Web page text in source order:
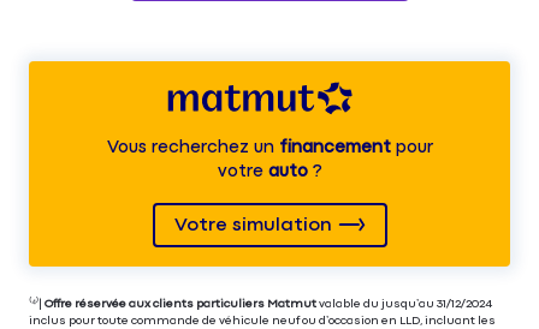
Vous recherchez unfinancementpour
votre auto?
Votre simulation
⁽⁴⁾| Offre réservée aux clients particuliers Matmut valable du jusqu’au 31/12/2024
inclus pour toute commande de véhicule neuf ou d’occasion en LLD, incluant les